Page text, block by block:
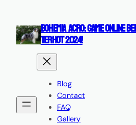
BOHEMIA ACRO: GAME ONLINE
TERHOT 2024!
Blog
Contact
FAQ
Gallery